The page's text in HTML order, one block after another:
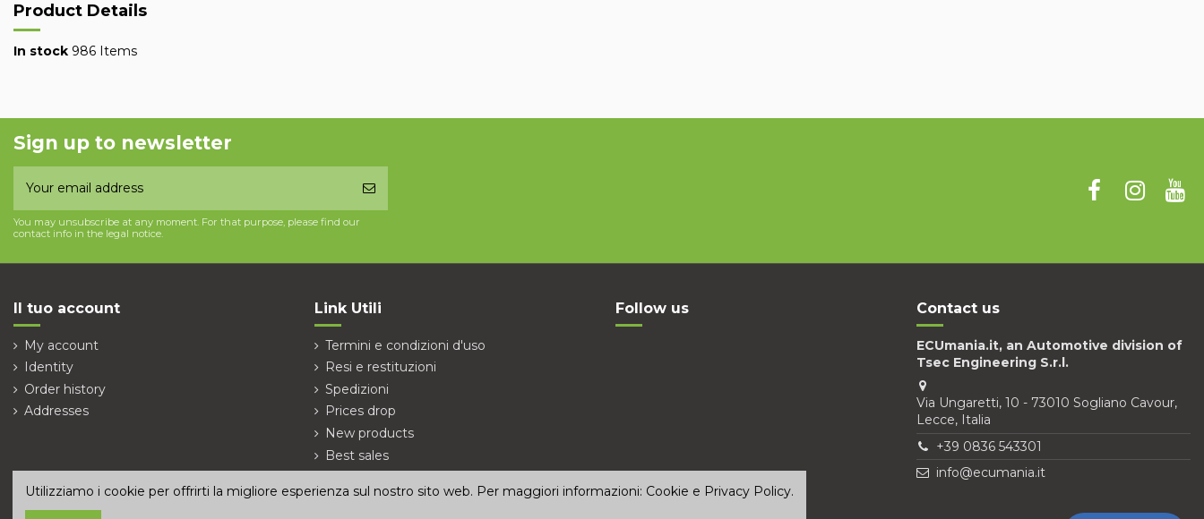
Product Details
In stock 986 Items
Sign up to newsletter
You may unsubscribe at any moment. For that purpose, please find our
contact info in the legal notice.
Il tuo account
My account
Identity
Order history
Addresses
Link Utili
Termini e condizioni d'uso
Resi e restituzioni
Spedizioni
Prices drop
New products
Best sales
Follow us Contact us
ECUmania.it, an Automotive division of
Tsec Engineering S.r.l.
Via Ungaretti, 10 - 73010 Sogliano Cavour,
Lecce, Italia
+39 0836 543301
info@ecumania.it
Utilizziamo i cookie per offrirti la migliore esperienza sul nostro sito web. Per maggiori informazioni: Cookie e Privacy Policy.